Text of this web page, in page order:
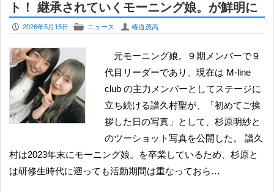
ト！ 継承されていくモーニング娘。が鮮明に
P 2026年5月15日 F ニュース U 椿道茂高
元モーニング娘。９期メンバーで９
代目リーダーであり、現在は M-line
club の主力メンバーとしてステージに
立ち続ける譜久村聖が、「初めてご挨
拶した日の写真」として、杉原明紗と
のツーショット写真を公開した。 譜久
村は2023年末にモーニング娘。を卒業しているため、杉原と
は研修生時代に遡っても活動期間は重なっておら…